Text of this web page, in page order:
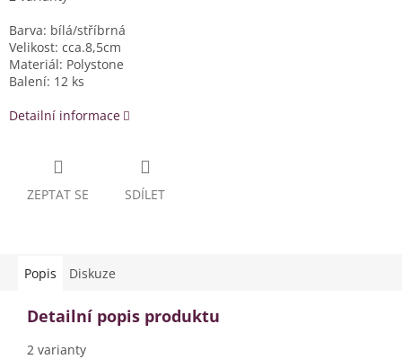
Barva: bílá/stříbrná
Velikost: cca.8,5cm
Materiál: Polystone
Balení: 12 ks
Detailní informace
ZEPTAT SE SDÍLET
Popis Diskuze
Detailní popis produktu
2 varianty